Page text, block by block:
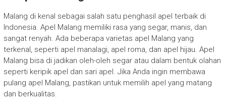
Malang di kenal sebagai salah satu penghasil apel terbaik di
Indonesia. Apel Malang memiliki rasa yang segar, manis, dan
sangat renyah. Ada beberapa varietas apel Malang yang
terkenal, seperti apel manalagi, apel roma, dan apel hijau. Apel
Malang bisa di jadikan oleh-oleh segar atau dalam bentuk olahan
seperti keripik apel dan sari apel. Jika Anda ingin membawa
pulang apel Malang, pastikan untuk memilih apel yang matang
dan berkualitas.